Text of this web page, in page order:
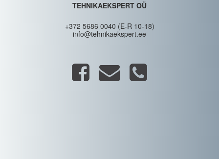
TEHNIKAEKSPERT OÜ
+372 5686 0040 (E-R 10-18)
info@tehnikaekspert.ee